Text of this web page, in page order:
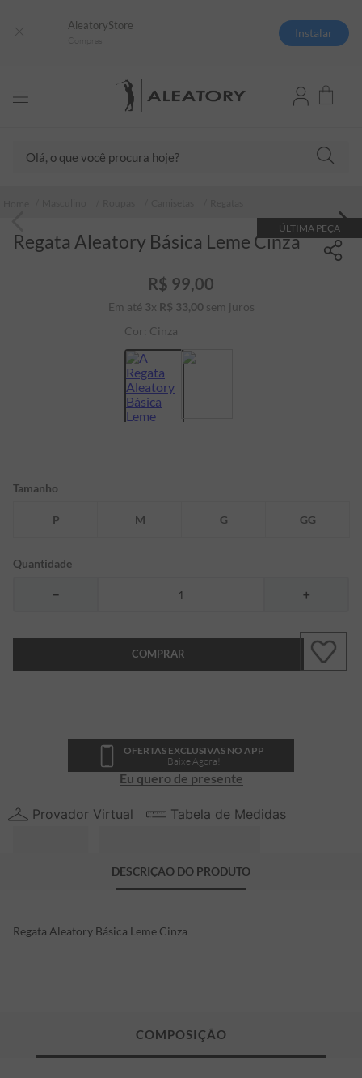
AleatoryStore
Instalar
ÚLTIMA PEÇA
Regata Aleatory Básica Leme Cinza
R$ 99,00
Em até 3x R$ 33,00 sem juros
Cor: Cinza
Tamanho
P M G GG
Quantidade
＋
－
COMPRAR
OFERTAS EXCLUSIVAS NO APP
Baixe Agora!
Eu quero de presente
Provador Virtual Tabela de Medidas
DESCRIÇÃO DO PRODUTO
Regata Aleatory Básica Leme Cinza
camisas polo
2º
camiseta listrada
4 º
camiseta
6º